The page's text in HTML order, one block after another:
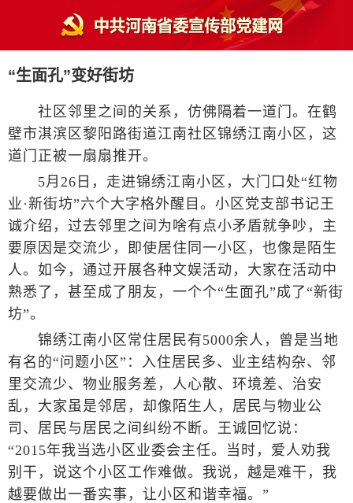
“生面孔”变好街坊
社区邻里之间的关系，仿佛隔着一道门。在鹤
壁市淇滨区黎阳路街道江南社区锦绣江南小区，这
道门正被一扇扇推开。
5月26日，走进锦绣江南小区，大门口处“红物
业·新街坊”六个大字格外醒目。小区党支部书记王
诚介绍，过去邻里之间为啥有点小矛盾就争吵，主
要原因是交流少，即使居住同一小区，也像是陌生
人。如今，通过开展各种文娱活动，大家在活动中
熟悉了，甚至成了朋友，一个个“生面孔”成了“新街
坊”。
锦绣江南小区常住居民有5000余人，曾是当地
有名的“问题小区”：入住居民多、业主结构杂、邻
里交流少、物业服务差，人心散、环境差、治安
乱，大家虽是邻居，却像陌生人，居民与物业公
司、居民与居民之间纠纷不断。王诚回忆说：
“2015年我当选小区业委会主任。当时，爱人劝我
别干，说这个小区工作难做。我说，越是难干，我
越要做出一番实事，让小区和谐幸福。”